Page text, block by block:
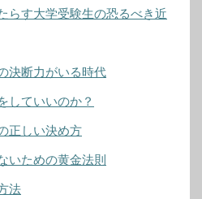
らす大学受験生の恐るべき近
決断力がいる時代
していいのか？
正しい決め方
いための黄金法則
法